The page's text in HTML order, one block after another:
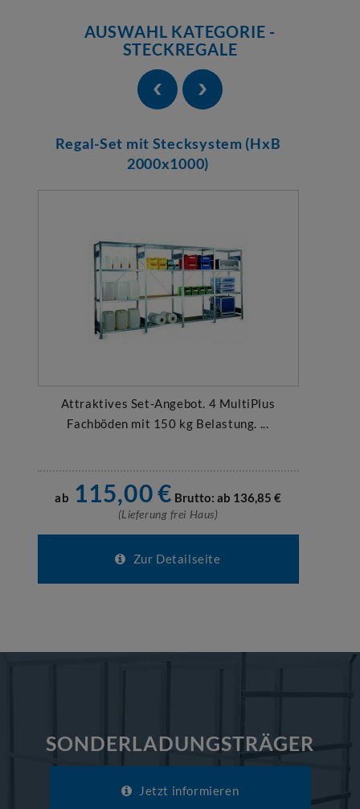
AUSWAHL KATEGORIE -
STECKREGALE
Regal-Set mit Stecksystem (HxB
2000x1000)
Attraktives Set-Angebot. 4 MultiPlus
Fachböden mit 150 kg Belastung. ...
ab 115,00€ Brutto: ab 136,85 €
(Lieferung frei Haus)
Zur Detailseite
SONDERLADUNGSTRÄGER
Jetzt informieren